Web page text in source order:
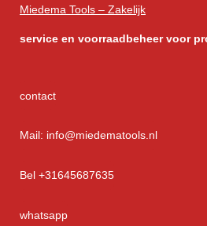
Miedema Tools – Zakelijk
service en voorraadbeheer voor
contact
Mail: info@miedematools.nl
Bel +31645687635
whatsapp